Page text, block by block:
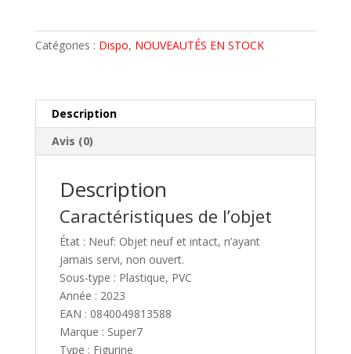
CONAN
cm
SUPER7
v
Catégories : Dispo, NOUVEAUTÉS EN STOCK
Description
Avis (0)
Description
Caractéristiques de l’objet
État : Neuf: Objet neuf et intact, n’ayant
jamais servi, non ouvert.
Sous-type : Plastique, PVC
Année : 2023
EAN : 0840049813588
Marque : Super7
Type : Figurine